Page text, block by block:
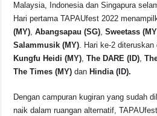
Malaysia, Indonesia dan Singapura
Hari pertama TAPAUfest 2022
(MY),Abangsapau (SG),Sweetass (MY
Salammusik (MY). Hari ke-2 diteruskan
Kungfu Heidi (MY),The DARE (ID),
The Times (MY) dan Hindia (ID).
Dengan campuran kugiran yang sudah
naik dalam ruangan alternatif,